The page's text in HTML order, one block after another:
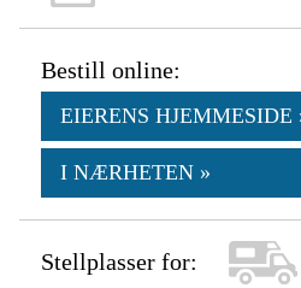
Bestill online:
EIERENS HJEMMESIDE
I NÆRHETEN »
Stellplasser for: